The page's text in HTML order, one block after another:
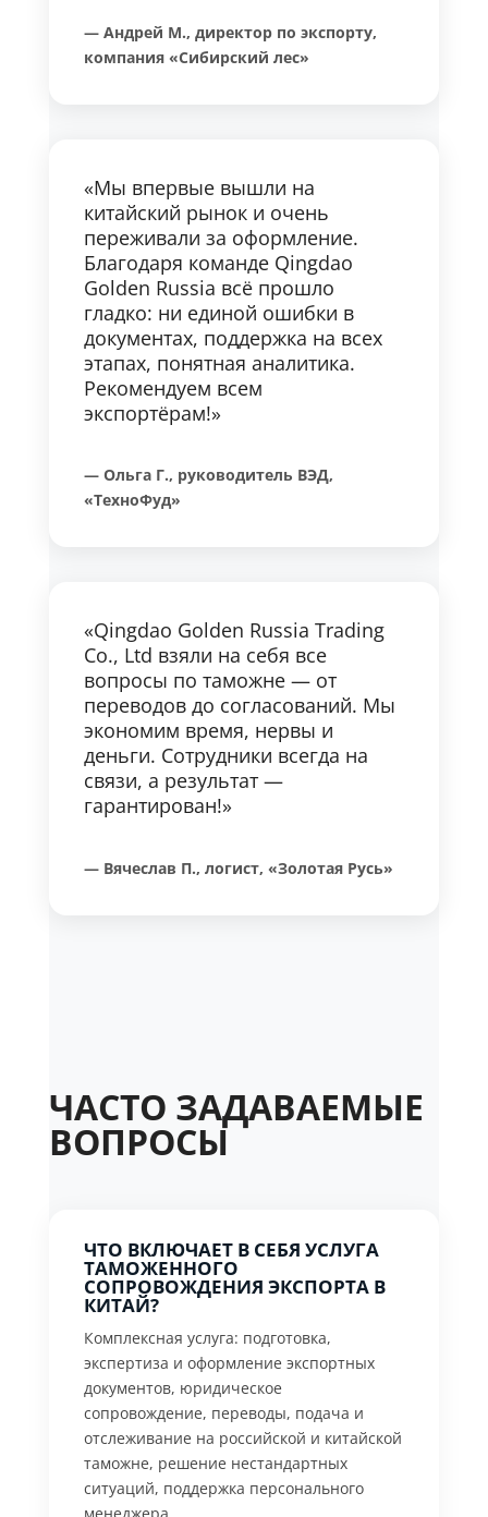
— Андрей М., директор по экспорту,
компания «Сибирский лес»
«Мы впервые вышли на
китайский рынок и очень
переживали за оформление.
Благодаря команде Qingdao
Golden Russia всё прошло
гладко: ни единой ошибки в
документах, поддержка на всех
этапах, понятная аналитика.
Рекомендуем всем
экспортёрам!»
— Ольга Г., руководитель ВЭД,
«ТехноФуд»
«Qingdao Golden Russia Trading
Co., Ltd взяли на себя все
вопросы по таможне — от
переводов до согласований. Мы
экономим время, нервы и
деньги. Сотрудники всегда на
связи, а результат —
гарантирован!»
— Вячеслав П., логист, «Золотая Русь»
ЧАСТО ЗАДАВАЕМЫЕ
ВОПРОСЫ
ЧТО ВКЛЮЧАЕТ В СЕБЯ УСЛУГА
ТАМОЖЕННОГО
СОПРОВОЖДЕНИЯ ЭКСПОРТА В
КИТАЙ?
Комплексная услуга: подготовка,
экспертиза и оформление экспортных
документов, юридическое
сопровождение, переводы, подача и
отслеживание на российской и китайской
таможне, решение нестандартных
ситуаций, поддержка персонального
менеджера.